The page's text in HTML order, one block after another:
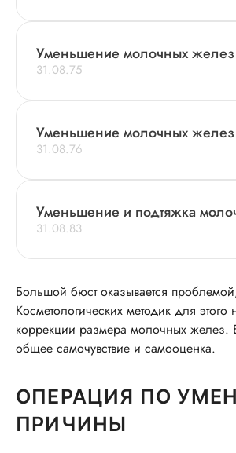
Уменьшение молочных желез
31.08.75
Уменьшение молочных желез
31.08.76
Уменьшение и подтяжка
31.08.83
Большой бюст оказывается
Косметологических методик для
коррекции размера молочных желез.
общее самочувствие и самооценка.
ОПЕРАЦИЯ ПО
ПРИЧИНЫ